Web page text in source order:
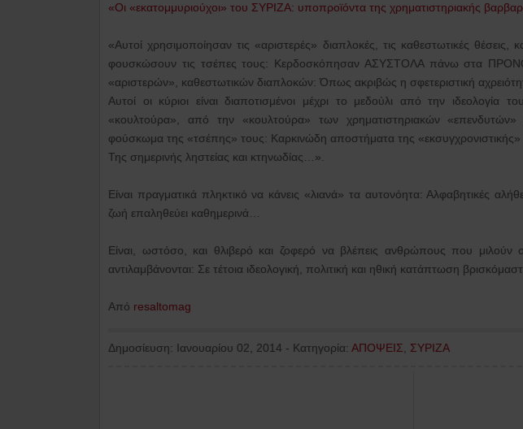
«Οι «εκατομμυριούχοι» του ΣΥΡΙΖΑ: υποπροϊόντα της χρηματιστηριακής
«Αυτοί χρησιμοποίησαν τις «αριστερές» διαπλοκές, τις καθεστωτικές θέσεις,
φουσκώσουν τις τσέπες τους: Κερδοσκόπησαν ΑΣΥΣΤΟΛΑ πάνω στα
«αριστερών», καθεστωτικών διαπλοκών: Όπως ακριβώς η σφετεριστική
Αυτοί οι κύριοι είναι διαποτισμένοι μέχρι το μεδούλι από την ιδεολογία
«κουλτούρα», από την «κουλτούρα» των χρηματιστηριακών «επενδυτών»
φούσκωμα της «τσέπης» τους: Καρκινώδη αποστήματα της «εκσυγχρονιστικής»
Της σημερινής ληστείας και κτηνωδίας…».
Είναι πραγματικά πληκτικό να κάνεις «λιανά» τα αυτονόητα: Αλφαβητικές
ζωή επαληθεύει καθημερινά…
Είναι, ωστόσο, και θλιβερό και ζοφερό να βλέπεις ανθρώπους που μιλούν
αντιλαμβάνονται: Σε τέτοια ιδεολογική, πολιτική και ηθική κατάπτωση
Από resaltomag
Δημοσίευση: Ιανουαρίου 02, 2014 - Κατηγορία: ΑΠΟΨΕΙΣ ΣΥΡΙΖΑ